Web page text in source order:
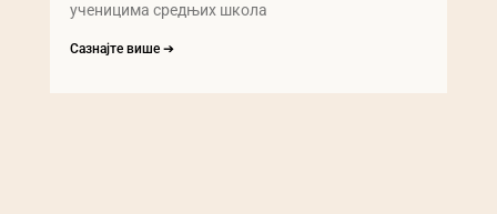
ученицима средњих школа
Сазнајте више ➔